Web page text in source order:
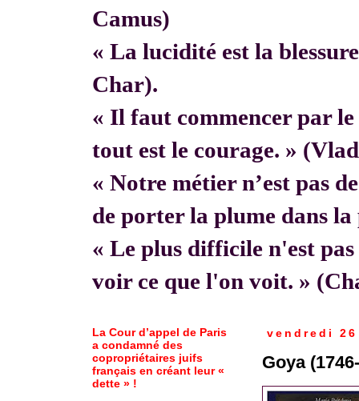
Camus)
« La lucidité est la
Char).
« Il faut commencer par le
tout est le courage. »
« Notre métier n’est pas
de porter la plume dans
« Le plus difficile n'est
voir ce que l'on voit. »
vendredi
Goya
La Cour d’appel de Paris
a condamné des
copropriétaires juifs
français en créant leur «
dette » !